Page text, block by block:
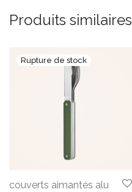
Produits similaires
couverts aimantés alu